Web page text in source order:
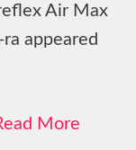
Air Max
appeared
More